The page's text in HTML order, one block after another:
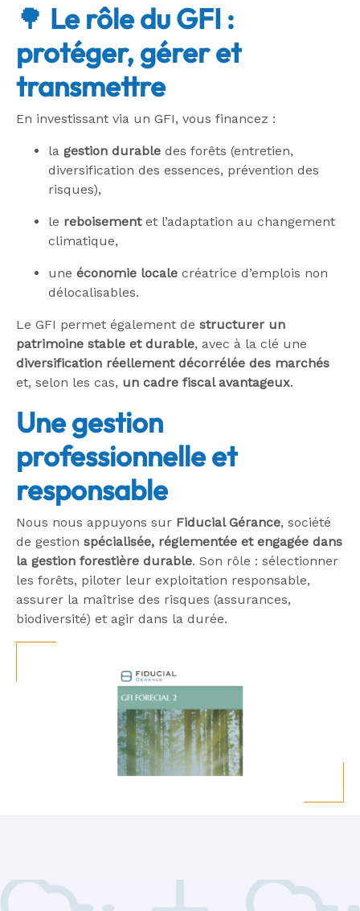
🌳 Le rôle du GFI :
protéger, gérer et
transmettre
En investissant via un GFI, vous financez :
la gestion durable des forêts (entretien,
diversification des essences, prévention des
risques),
le reboisementet l’adaptation au changement
climatique,
une économie locale créatrice d’emplois non
délocalisables.
Le GFI permet également de structurer un
patrimoine stable et durable, avec à la clé une
diversification réellement décorrélée des marchés
et, selon les cas, un cadre fiscal avantageux.
Une gestion
professionnelle et
responsable
Nous nous appuyons sur Fiducial Gérance, société
de gestion spécialisée, réglementée et engagée dans
la gestion forestière durable. Son rôle : sélectionner
les forêts, piloter leur exploitation responsable,
assurer la maîtrise des risques (assurances,
biodiversité) et agir dans la durée.